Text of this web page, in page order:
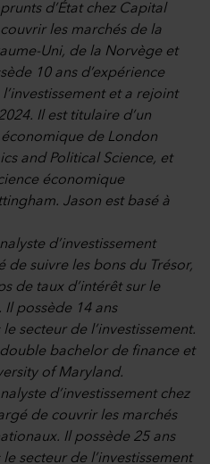
d’État chez Capital
les marchés de la
Uni, de la Norvège et
10 ans d’expérience
et a rejoint
Il est titulaire d’un
de London
and Political Science, et
économique
Jason est basé à
d’investissement
de suivre les bons du Trésor,
de taux d’intérêt sur le
possède 14 ans
secteur de l’investissement.
bachelor de finance et
of Maryland.
d’investissement chez
de couvrir les marchés
Il possède 25 ans
secteur de l’investissement